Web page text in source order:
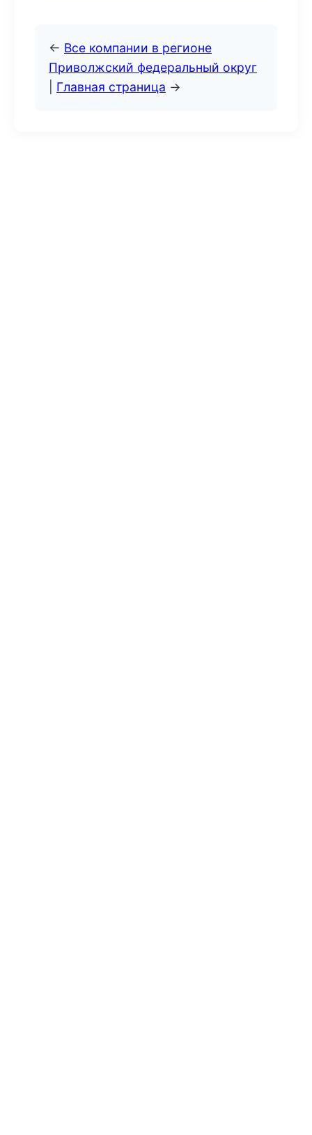
← Все компании в регионе
Приволжский федеральный округ
Главная страница →